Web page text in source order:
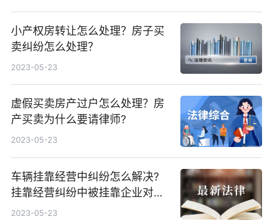
小产权房转让怎么处理？房子买
卖纠纷怎么处理？
2023-05-23
虚假买卖房产过户怎么处理？房
产买卖为什么要请律师?
2023-05-23
车辆挂靠经营中纠纷怎么解决?
挂靠经营纠纷中被挂靠企业对外
的民事责任是怎样的?
2023-05-23